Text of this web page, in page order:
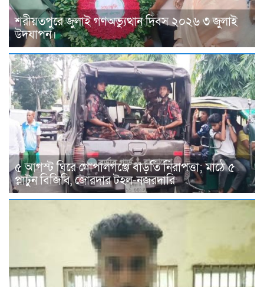
শরীয়তপুরে জুলাই গণঅভ্যুত্থান দিবস ২০২৬ ৩ জুলাই
উদযাপন।
৫ আগস্ট ঘিরে গোপালগঞ্জে বাড়তি নিরাপত্তা; মাঠে ৫
প্লাটুন বিজিবি, জোরদার টহল-নজরদারি